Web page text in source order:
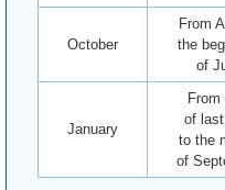
October
From
the
of
January
of
to the
of